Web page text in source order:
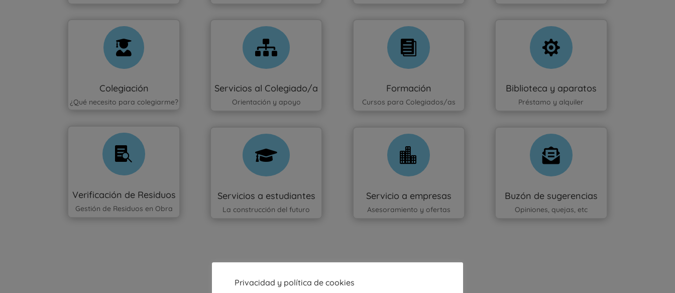

Colegiación
¿Qué necesito para colegiarme?

Verificación de Residuos
Gestión de Residuos en Obra

Servicios al Colegiado/a
Orientación y apoyo

Servicios a estudiantes
La construcción del futuro

Formación
Cursos para Colegiados/as

Servicio a empresas
Asesoramiento y ofertas

Biblioteca y aparatos
Préstamo y alquiler

Buzón de sugerencias
Opiniones, quejas, etc
NOVEDADES
Privacidad y política de cookies